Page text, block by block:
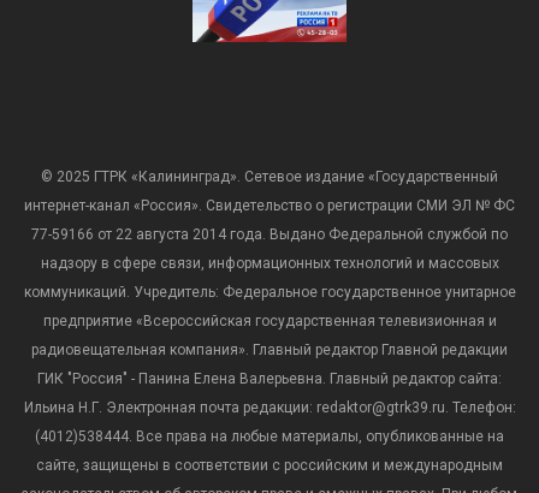
© 2025 ГТРК «Калининград». Сетевое издание «Государственный
интернет-канал «Россия». Свидетельство о регистрации СМИ ЭЛ № ФС
77-59166 от 22 августа 2014 года. Выдано Федеральной службой по
надзору в сфере связи, информационных технологий и массовых
коммуникаций. Учредитель: Федеральное государственное унитарное
предприятие «Всероссийская государственная телевизионная и
радиовещательная компания». Главный редактор Главной редакции
ГИК "Россия" - Панина Елена Валерьевна. Главный редактор сайта:
Ильина Н.Г. Электронная почта редакции: redaktor@gtrk39.ru. Телефон:
(4012)538444. Все права на любые материалы, опубликованные на
сайте, защищены в соответствии с российским и международным